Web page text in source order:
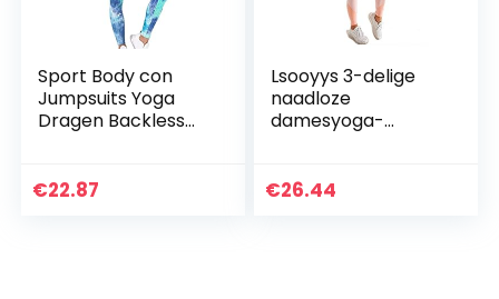
Sport Body con
Jumpsuits Yoga
Dragen Backless
Workout Set
€22.87
Lsooyys 3-delige
naadloze
damesyoga-
zacht, comfortabel
€26.44